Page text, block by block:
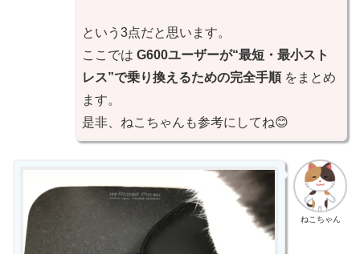
という3点だと思います。
ここでは G600ユーザーが“最短・最小スト
レス”で乗り換えるための完全手順をまとめ
ます。
是非、ねこちゃんも参考にしてね😊
ねこちゃん